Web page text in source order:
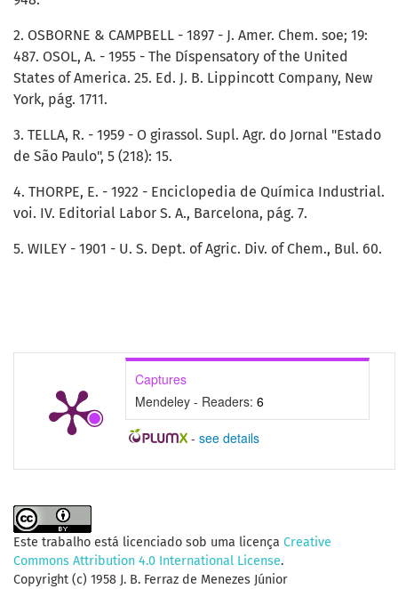
Captures
Mendeley - Readers: 6
- see details
2. OSBORNE & CAMPBELL - 1897 - J. Amer. Chem. soe; 19:
487. OSOL, A. - 1955 - The Díspensatory of the United
States of America. 25. Ed. J. B. Lippincott Company, New
York, pág. 1711.
3. TELLA, R. - 1959 - O girassol. Supl. Agr. do Jornal "Estado
de São Paulo", 5 (218): 15.
4. THORPE, E. - 1922 - Enciclopedia de Química Industrial.
voi. IV. Editorial Labor S. A., Barcelona, pág. 7.
5. WILEY - 1901 - U. S. Dept. of Agric. Div. of Chem., Bul. 60.
Este trabalho está licenciado sob uma licença Creative
Commons Attribution 4.0 International License.
Copyright (c) 1958 J. B. Ferraz de Menezes Júnior